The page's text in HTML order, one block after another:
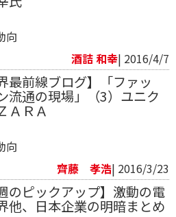
向
酒詰 和幸| 2016/4/7
最前線ブログ】「ファッ
流通の現場」（3）ユニク
ＡＲＡ
向
齊藤 孝浩| 2016/3/23
のピックアップ】激動の電
他、日本企業の明暗まとめ